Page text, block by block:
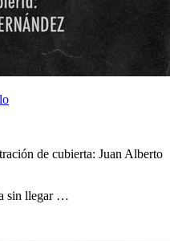
de cubierta: Juan Alberto
sin llegar …